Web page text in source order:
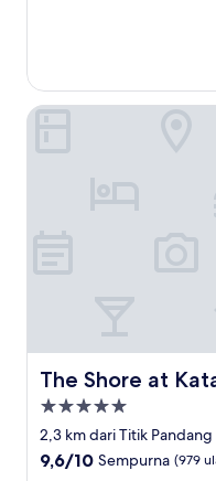
The Shore at
The Shore at
Properti
bintang
5.0
2,3 km dari Titik
9.6
9,6/10 Sempurna (979
The Shore at Katathani